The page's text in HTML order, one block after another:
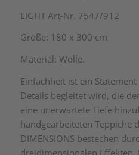
EIGHT Art-Nr. 7547/912
Größe: 180 x 300 cm
Material: Wolle.
Einfachheit ist ein
Details begleitet wird, die
eine unerwartete Tiefe
handgearbeiteten Teppiche
DIMENSIONS bestechen
dreidimensionalen Effekten.